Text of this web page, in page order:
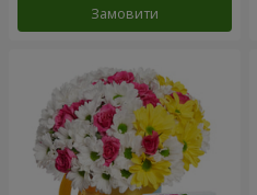
Замовити